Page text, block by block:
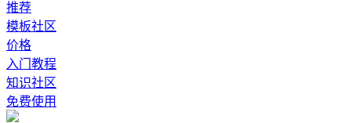
推荐
模板社区
价格
入门教程
知识社区
免费使用